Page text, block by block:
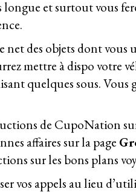
et surtout vous
des objets dont vous
mettre à dispo votre
quelques sous. Vous
de CupoNation
affaires sur la page
sur les bons plans
vos appels au lieu